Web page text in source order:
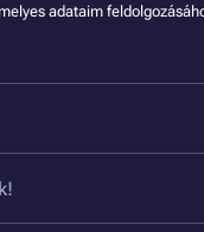
adataim